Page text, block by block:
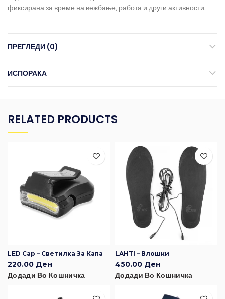
фиксирана за време на вежбање, работа и други активности.
ПРЕГЛЕДИ (0)
ИСПОРАКА
RELATED PRODUCTS
LED Cap – Светилка За Капа
220.00 Ден
Додади Во Кошничка
LAHTI – Влошки
450.00 Ден
Додади Во Кошничка